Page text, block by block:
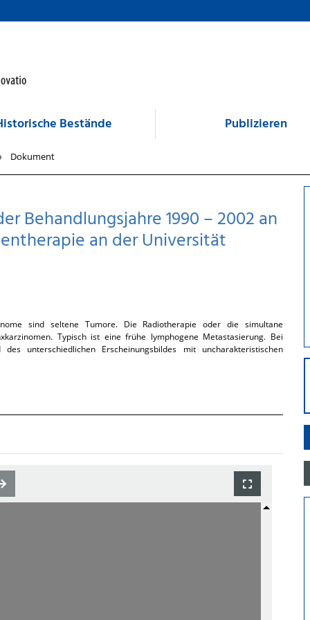
Bestände Publizieren
Dokument
Behandlungsjahre 1990 – 2002 an
an der Universität
sind seltene Tumore. Die Radiotherapie oder die simultane
Typisch ist eine frühe lymphogene Metastasierung. Bei
unterschiedlichen Erscheinungsbildes mit uncharakteristischen